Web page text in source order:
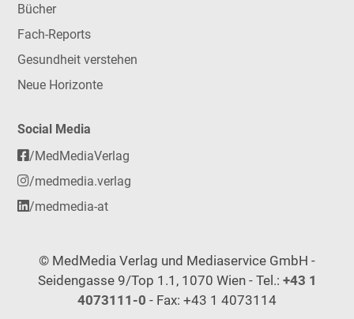
Bücher
Fach-Reports
Gesundheit verstehen
Neue Horizonte
Social Media
/MedMediaVerlag
/medmedia.verlag
/medmedia-at
© MedMedia Verlag und Mediaservice GmbH -
Seidengasse 9/Top 1.1, 1070 Wien - Tel.: +43 1
4073111-0 - Fax: +43 1 4073114